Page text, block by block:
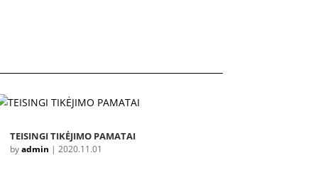
TEISINGI TIKĖJIMO PAMATAI
byadmin | 2020.11.01